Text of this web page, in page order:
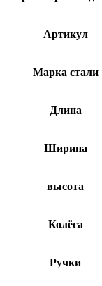
Артикул
Марка стали
Длина
Ширина
высота
Колёса
Ручки